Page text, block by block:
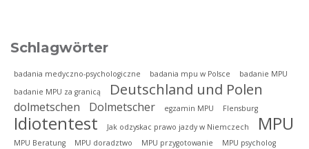
Schlagwörter
badania medyczno-psychologiczne badania mpu w Polsce
badanie MPU
badanie MPU za granicą
Deutschland und Polen
dolmetschen Dolmetscher egzamin MPU Flensburg
Idiotentest Jak odzyskac prawo jazdy w Niemczech MPU
MPU Beratung MPU doradztwo MPU przygotowanie
MPU psycholog